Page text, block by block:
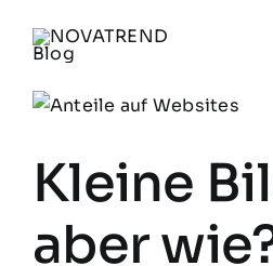
Inhalt
Kleine
aber